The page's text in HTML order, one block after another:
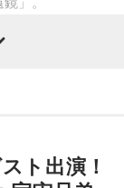
間、そして大
ト出演！